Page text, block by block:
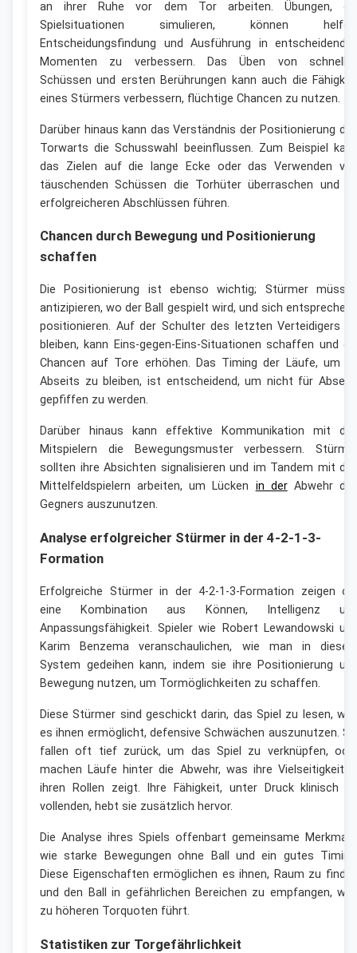
an ihrer Ruhe vor dem Tor arbeiten. Übungen,
Spielsituationen simulieren, können
Entscheidungsfindung und Ausführung in
Momenten zu verbessern. Das Üben von
Schüssen und ersten Berührungen kann auch die
eines Stürmers verbessern, flüchtige Chancen zu nutzen.
Darüber hinaus kann das Verständnis der Positionierung
Torwarts die Schusswahl beeinflussen. Zum Beispiel
das Zielen auf die lange Ecke oder das Verwenden
täuschenden Schüssen die Torhüter überraschen und
erfolgreicheren Abschlüssen führen.
Chancen durch Bewegung und Positionierung
schaffen
Die Positionierung ist ebenso wichtig; Stürmer
antizipieren, wo der Ball gespielt wird, und sich
positionieren. Auf der Schulter des letzten Verteidigers
bleiben, kann Eins-gegen-Eins-Situationen schaffen und
Chancen auf Tore erhöhen. Das Timing der Läufe, um
Abseits zu bleiben, ist entscheidend, um nicht für
gepfiffen zu werden.
Darüber hinaus kann effektive Kommunikation mit
Mitspielern die Bewegungsmuster verbessern.
sollten ihre Absichten signalisieren und im Tandem mit
Mittelfeldspielern arbeiten, um Lücken in derAbwehr
Gegners auszunutzen.
Analyse erfolgreicher Stürmer in der 4-2-1-3-
Formation
Erfolgreiche Stürmer in der 4-2-1-3-Formation zeigen
eine Kombination aus Können, Intelligenz
Anpassungsfähigkeit. Spieler wie Robert Lewandowski
Karim Benzema veranschaulichen, wie man in
System gedeihen kann, indem sie ihre Positionierung
Bewegung nutzen, um Tormöglichkeiten zu schaffen.
Diese Stürmer sind geschickt darin, das Spiel zu lesen,
es ihnen ermöglicht, defensive Schwächen auszunutzen.
fallen oft tief zurück, um das Spiel zu verknüpfen,
machen Läufe hinter die Abwehr, was ihre Vielseitigkeit
ihren Rollen zeigt. Ihre Fähigkeit, unter Druck klinisch
vollenden, hebt sie zusätzlich hervor.
Die Analyse ihres Spiels offenbart gemeinsame
wie starke Bewegungen ohne Ball und ein gutes
Diese Eigenschaften ermöglichen es ihnen, Raum zu
und den Ball in gefährlichen Bereichen zu empfangen,
zu höheren Torquoten führt.
Statistiken zur Torgefährlichkeit